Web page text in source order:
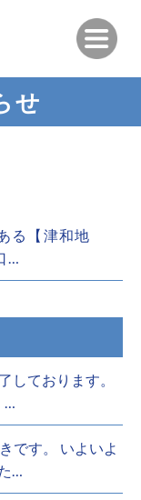
せ
る【津和地
…
ております。
…
です。 いよいよ
…